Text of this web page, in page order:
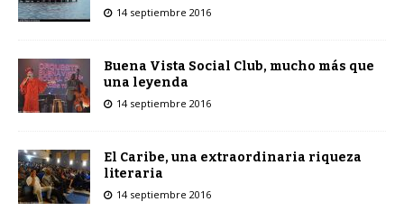
14 septiembre 2016
Buena Vista Social Club, mucho más que
una leyenda
14 septiembre 2016
El Caribe, una extraordinaria riqueza
literaria
14 septiembre 2016